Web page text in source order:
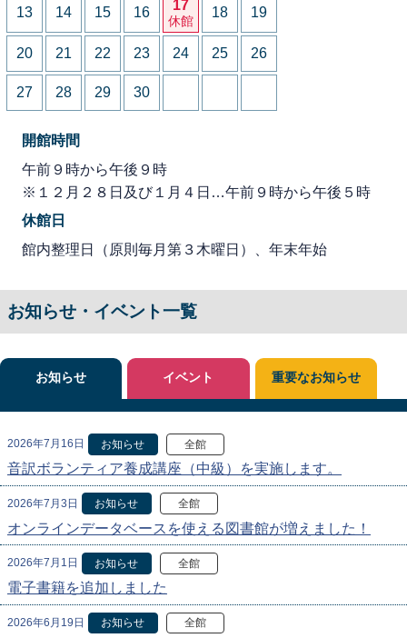
13 14 15 16 17
休館
18 19
20 21 22 23 24 25 26
27 28 29 30
開館時間
午前９時から午後９時
※１２月２８日及び１月４日…午前９時から午後５時
休館日
館内整理日（原則毎月第３木曜日）、年末年始
お知らせ・イベント一覧
お知らせ
2026年7月16日 お知らせ 全館
音訳ボランティア養成講座（中級）を実施します。
2026年7月3日 お知らせ 全館
オンラインデータベースを使える図書館が増えました！
2026年7月1日 お知らせ 全館
電子書籍を追加しました
2026年6月19日 お知らせ 全館
イベント 重要なお知らせ